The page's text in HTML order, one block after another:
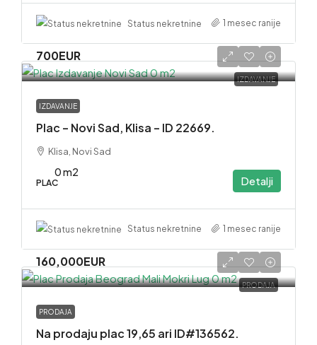
Status nekretnine 1 mesec ranije
IZDAVANJE
700EUR
IZDAVANJE
Plac – Novi Sad, Klisa – ID 22669.
Klisa, Novi Sad
0 m2
PLAC Detalji
Status nekretnine 1 mesec ranije
PRODAJA
160,000EUR
PRODAJA
Na prodaju plac 19,65 ari ID#136562.